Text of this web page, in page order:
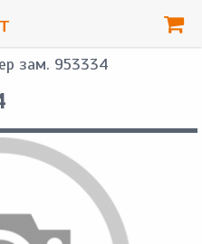
зам. 953334